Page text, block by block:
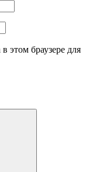
этом браузере для